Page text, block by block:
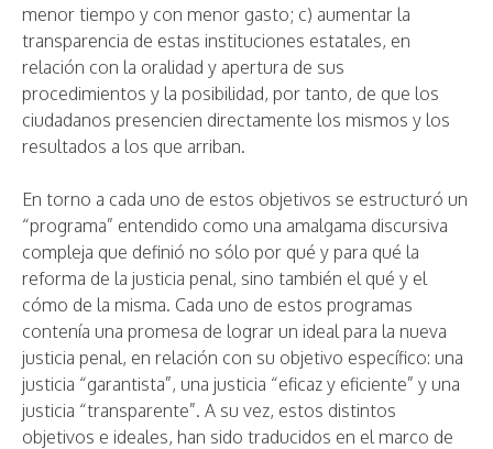
menor tiempo y con menor gasto; c) aumentar la
transparencia de estas instituciones estatales, en
relación con la oralidad y apertura de sus
procedimientos y la posibilidad, por tanto, de que los
ciudadanos presencien directamente los mismos y los
resultados a los que arriban.
En torno a cada uno de estos objetivos se estructuró un
“programa” entendido como una amalgama discursiva
compleja que definió no sólo por qué y para qué la
reforma de la justicia penal, sino también el qué y el
cómo de la misma. Cada uno de estos programas
contenía una promesa de lograr un ideal para la nueva
justicia penal, en relación con su objetivo específico: una
justicia “garantista”, una justicia “eficaz y eficiente” y una
justicia “transparente”. A su vez, estos distintos
objetivos e ideales, han sido traducidos en el marco de